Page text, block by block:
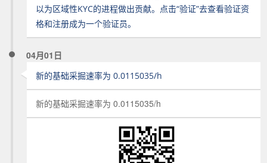
以为区域性KYC的进程做出贡献。点击“验证”去查看验证资
格和注册成为一个验证员。
04月01日
新的基础采掘速率为 0.0115035/h
新的基础采掘速率为 0.0115035/h